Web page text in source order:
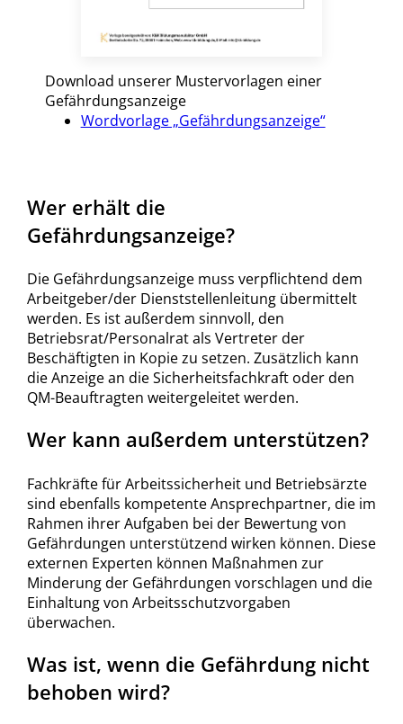
Download unserer Mustervorlagen einer
Gefährdungsanzeige
Wordvorlage „Gefährdungsanzeige“
Wer erhält die
Gefährdungsanzeige?
Die Gefährdungsanzeige muss verpflichtend dem
Arbeitgeber/der Dienststellenleitung übermittelt
werden. Es ist außerdem sinnvoll, den
Betriebsrat/Personalrat als Vertreter der
Beschäftigten in Kopie zu setzen. Zusätzlich kann
die Anzeige an die Sicherheitsfachkraft oder den
QM-Beauftragten weitergeleitet werden.
Wer kann außerdem unterstützen?
Fachkräfte für Arbeitssicherheit und Betriebsärzte
sind ebenfalls kompetente Ansprechpartner, die im
Rahmen ihrer Aufgaben bei der Bewertung von
Gefährdungen unterstützend wirken können. Diese
externen Experten können Maßnahmen zur
Minderung der Gefährdungen vorschlagen und die
Einhaltung von Arbeitsschutzvorgaben
überwachen.
Was ist, wenn die Gefährdung nicht
behoben wird?